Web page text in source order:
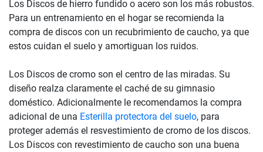
Los Discos de hierro fundido o acero son los más robustos.
Para un entrenamiento en el hogar se recomienda la
compra de discos con un recubrimiento de caucho, ya que
estos cuidan el suelo y amortiguan los ruidos.
Los Discos de cromo son el centro de las miradas. Su
diseño realza claramente el caché de su gimnasio
doméstico. Adicionalmente le recomendamos la compra
adicional de una Esterilla protectora del suelo, para
proteger además el resvestimiento de cromo de los discos.
Los Discos con revestimiento de caucho son una buena